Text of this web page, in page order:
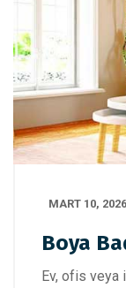
MART 10, 2026
Boya
Ev, ofis veya